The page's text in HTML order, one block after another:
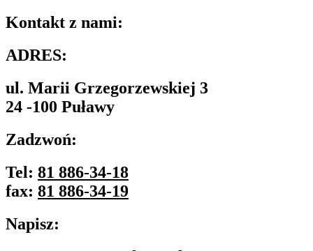
Kontakt z nami:
ADRES:
ul. Marii Grzegorzewskiej 3
24 -100 Puławy
Zadzwoń:
Tel: 81 886-34-18
fax: 81 886-34-19
Napisz: